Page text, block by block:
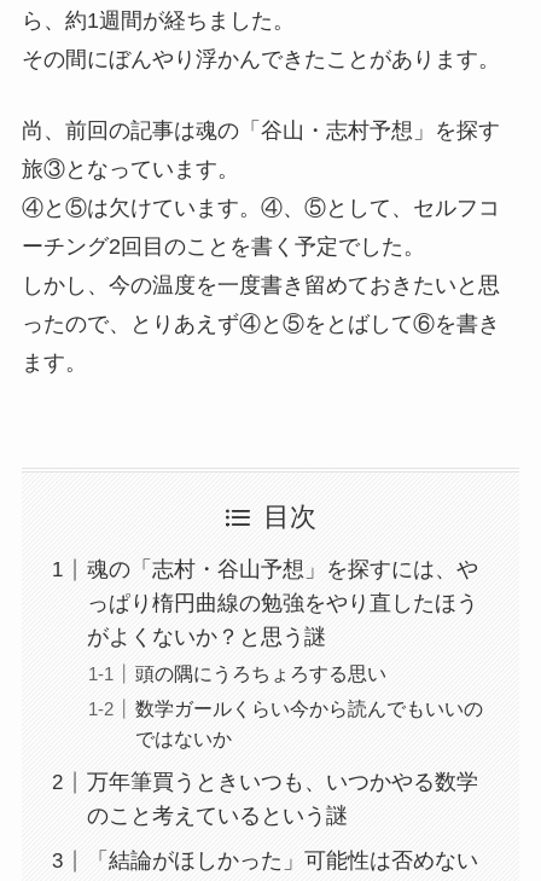
ら、約1週間が経ちました。
その間にぼんやり浮かんできたことがあります。
尚、前回の記事は魂の「谷山・志村予想」を探す
旅③となっています。
④と⑤は欠けています。④、⑤として、セルフコ
ーチング2回目のことを書く予定でした。
しかし、今の温度を一度書き留めておきたいと思
ったので、とりあえず④と⑤をとばして⑥を書き
ます。
目次
魂の「志村・谷山予想」を探すには、や
っぱり楕円曲線の勉強をやり直したほう
がよくないか？と思う謎
頭の隅にうろちょろする思い
数学ガールくらい今から読んでもいいの
ではないか
万年筆買うときいつも、いつかやる数学
のこと考えているという謎
「結論がほしかった」可能性は否めない